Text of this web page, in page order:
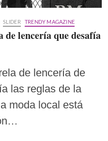
SLIDER TRENDY MAGAZINE
de lencería que desafía
de lencería de
las reglas de la
moda local está